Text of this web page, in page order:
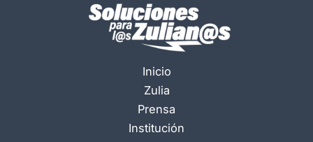
Inicio
Zulia
Prensa
Institución